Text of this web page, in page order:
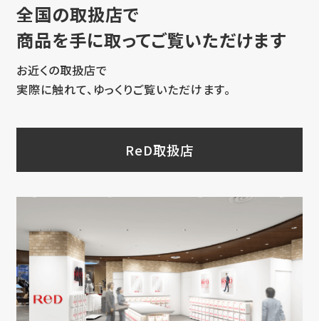
全国の取扱店で
商品を手に取ってご覧いただけます
お近くの取扱店で
実際に触れて、ゆっくりご覧いただけます。
ReD取扱店